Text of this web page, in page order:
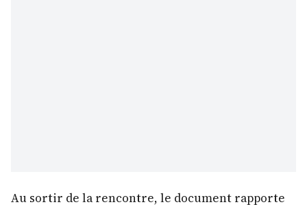
Au sortir de la rencontre, le document rapporte